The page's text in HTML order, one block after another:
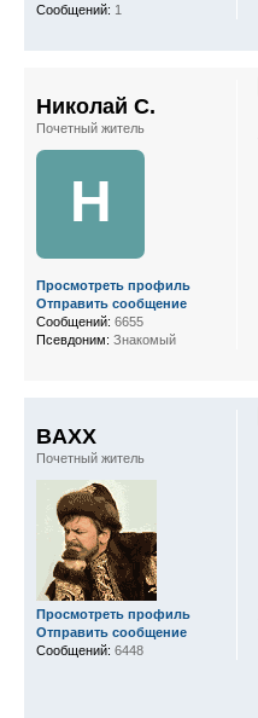
Сообщений: 1
Николай С.
Почетный житель
Н
Просмотреть профиль
Отправить сообщение
Сообщений: 6655
Псевдоним: Знакомый
BAXX
Почетный житель
Просмотреть профиль
Отправить сообщение
Сообщений: 6448